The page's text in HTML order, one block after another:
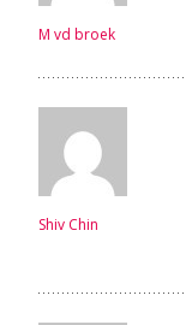
M vd broek
Shiv Chin